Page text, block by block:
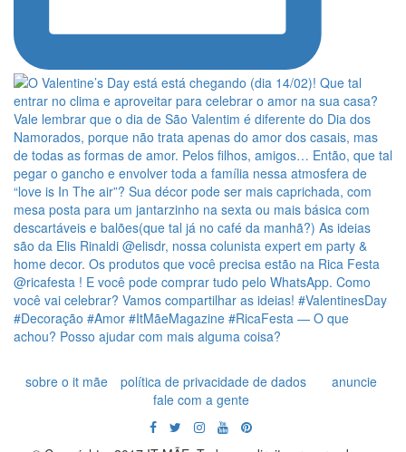
sobre o it mãe política de privacidade de dados
anuncie
fale com a gente